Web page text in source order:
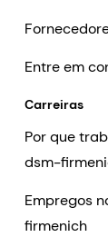
Entre em
Carreiras
Por que
dsm-
Empregos
firmenich